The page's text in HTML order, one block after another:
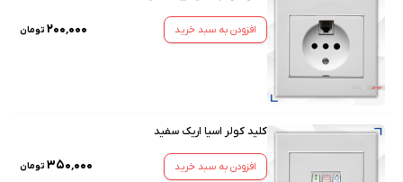
افزودن به سبد خرید ۲۰۰٬۰۰۰ تومان
کلید کولر اسیا اریک سفید
افزودن به سبد خرید ۳۵۰٬۰۰۰ تومان